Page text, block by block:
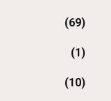
(69)
(1)
(10)